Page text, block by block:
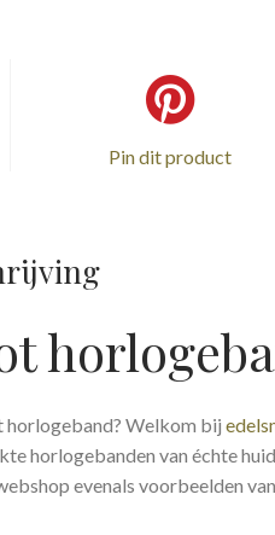
Pin dit product
horlogeband? Welkom bij
horlogebanden van échte
evenals voorbeelden